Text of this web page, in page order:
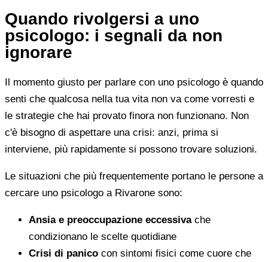
Quando rivolgersi a uno
psicologo: i segnali da non
ignorare
Il momento giusto per parlare con uno psicologo è quando
senti che qualcosa nella tua vita non va come vorresti e
le strategie che hai provato finora non funzionano. Non
c'è bisogno di aspettare una crisi: anzi, prima si
interviene, più rapidamente si possono trovare soluzioni.
Le situazioni che più frequentemente portano le persone a
cercare uno psicologo a Rivarone sono:
Ansia e preoccupazione eccessivache
condizionano le scelte quotidiane
Crisi di panico con sintomi fisici come cuore che